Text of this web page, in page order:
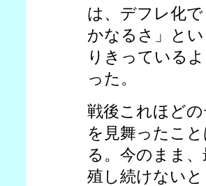
は、デフレ化
かなるさ」と
りきっている
った。
戦後これほど
を見舞ったこ
る。今のまま
殖し続けない